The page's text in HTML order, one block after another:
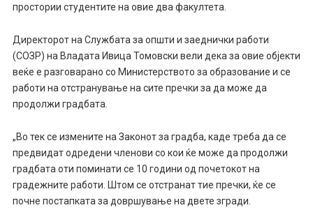
простории студентите на овие два факултета.
Директорот на Службата за општи и заеднички работи
(СОЗР) на Владата Ивица Томовски вели дека за овие објекти
веќе е разговарано со Министерството за образование и се
работи на отстранување на сите пречки за да може да
продолжи градбата.
„Во тек се измените на Законот за градба, каде треба да се
предвидат одредени членови со кои ќе може да продолжи
градбата оти поминати се 10 години од почетокот на
градежните работи. Штом се отстранат тие пречки, ќе се
почне постапката за довршување на двете згради.